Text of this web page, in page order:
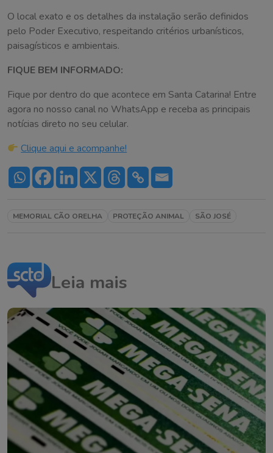
O local exato e os detalhes da instalação serão definidos
pelo Poder Executivo, respeitando critérios urbanísticos,
paisagísticos e ambientais.
FIQUE BEM INFORMADO:
Fique por dentro do que acontece em Santa Catarina! Entre
agora no nosso canal no WhatsApp e receba as principais
notícias direto no seu celular.
Clique aqui e acompanhe!
MEMORIAL CÃO ORELHA PROTEÇÃO ANIMAL SÃO JOSÉ
Leia mais